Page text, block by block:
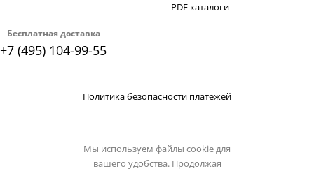
Бесплатная доставка
+7 (495) 104-99-55
PDF каталоги
Политика безопасности платежей
Мы используем файлы cookie для
вашего удобства. Продолжая